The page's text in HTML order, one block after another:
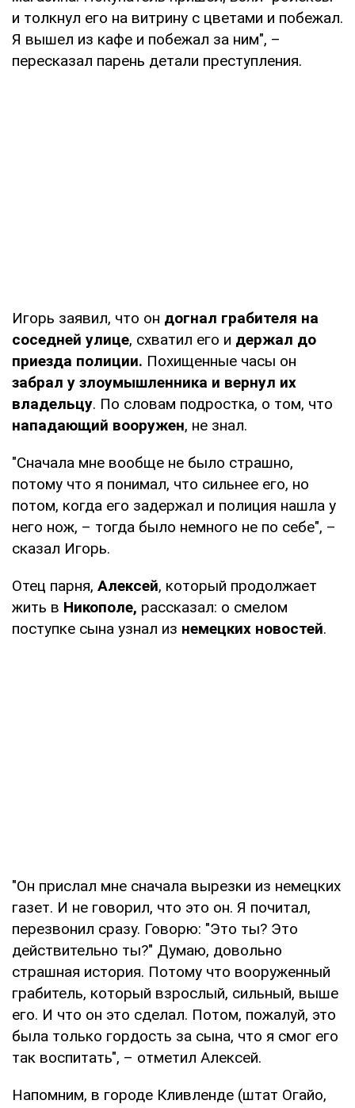
и толкнул его на витрину с цветами и побежал.
Я вышел из кафе и побежал за ним", –
пересказал парень детали преступления.
Игорь заявил, что он догнал грабителя на
соседней улице, схватил его и держал до
приезда полиции. Похищенные часы он
забрал у злоумышленника и вернул их
владельцу. По словам подростка, о том, что
нападающий вооружен, не знал.
"Сначала мне вообще не было страшно,
потому что я понимал, что сильнее его, но
потом, когда его задержал и полиция нашла у
него нож, – тогда было немного не по себе", –
сказал Игорь.
Отец парня, Алексей, который продолжает
жить в Никополе, рассказал: о смелом
поступке сына узнал из немецких новостей.
"Он прислал мне сначала вырезки из немецких
газет. И не говорил, что это он. Я почитал,
перезвонил сразу. Говорю: "Это ты? Это
действительно ты?" Думаю, довольно
страшная история. Потому что вооруженный
грабитель, который взрослый, сильный, выше
его. И что он это сделал. Потом, пожалуй, это
была только гордость за сына, что я смог его
так воспитать", – отметил Алексей.
Напомним, в городе Кливленде (штат Огайо,